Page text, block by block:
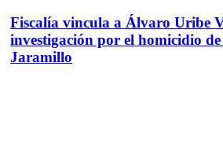
Fiscalía vincula a Álvaro Uribe
investigación por el homicidio
Jaramillo